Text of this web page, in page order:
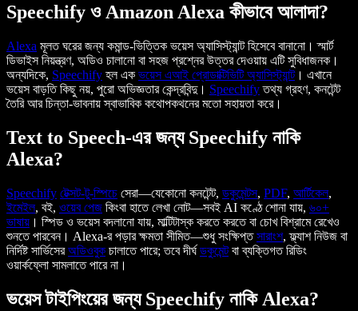
Speechify ও Amazon Alexa কীভাবে আলাদা?
Alexa মূলত ঘরের জন্য কমান্ড-ভিত্তিক ভয়েস অ্যাসিস্ট্যান্ট হিসেবে বানানো। স্মার্ট
ডিভাইস নিয়ন্ত্রণ, অডিও চালানো বা সহজ প্রশ্নের উত্তর দেওয়ায় এটি সুবিধাজনক।
অন্যদিকে, Speechify হল এক ভয়েস এআই প্রোডাক্টিভিটি অ্যাসিস্ট্যান্ট। এখানে
ভয়েস বাড়তি কিছু নয়, পুরো অভিজ্ঞতার কেন্দ্রবিন্দু। Speechifyতথ্য গ্রহণ, কনটেন্ট
তৈরি আর চিন্তা-ভাবনায় স্বাভাবিক কথোপকথনের মতো সহায়তা করে।
Text to Speech-এর জন্য Speechify নাকি
Alexa?
Speechify টেক্সট-টু-স্পিচে সেরা—যেকোনো কনটেন্ট, ডকুমেন্টস, PDF, আর্টিকেল,
ইমেইল, বই, ওয়েব পেজ কিংবা হাতে লেখা নোট—সবই AI কণ্ঠে শোনা যায়, ৬০+
ভাষায় । স্পিড ও ভয়েস বদলানো যায়, মাল্টিটাস্ক করতে করতে বা চোখ বিশ্রামে রেখেও
শুনতে পারবেন। Alexa-র পড়ার ক্ষমতা সীমিত—শুধু সংক্ষিপ্তসারাংশ, ফ্ল্যাশ নিউজ বা
নির্দিষ্ট সার্ভিসেরঅডিওবুক চালাতে পারে; তবে দীর্ঘ ডকুমেন্টবা ব্যক্তিগত রিডিং
ওয়ার্কফ্লো সামলাতে পারে না।
ভয়েস টাইপিংয়ের জন্য Speechify নাকি Alexa?